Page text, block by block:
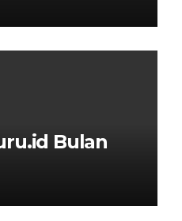
Bulan